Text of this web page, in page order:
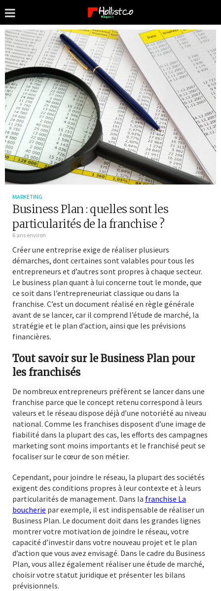
MARKETING
Business Plan : quelles sont les
particularités de la franchise ?
6 ans environ
Créer une entreprise exige de réaliser plusieurs
démarches, dont certaines sont valables pour tous les
entrepreneurs et d’autres sont propres à chaque secteur.
Le business plan quant à lui concerne tout le monde, que
ce soit dans l’entrepreneuriat classique ou dans la
franchise. C’est un document réalisé en règle générale
avant de se lancer, car il comprend l’étude de marché, la
stratégie et le plan d’action, ainsi que les prévisions
financières.
Tout savoir sur le Business Plan pour
les franchisés
De nombreux entrepreneurs préfèrent se lancer dans une
franchise parce que le concept retenu correspond à leurs
valeurs et le réseau dispose déjà d’une notoriété au niveau
national. Comme les franchises disposent d’une image de
fiabilité dans la plupart des cas, les efforts des campagnes
marketing sont moins importants et le franchisé peut se
focaliser sur le cœur de son métier.
Cependant, pour joindre le réseau, la plupart des sociétés
exigent des conditions propres à leur contexte et à leurs
particularités de management. Dans la franchise La
boucherie par exemple, il est indispensable de réaliser un
Business Plan. Le document doit dans les grandes lignes
montrer votre motivation de joindre le réseau, votre
capacité d’investir dans votre nouveau projet et le plan
d’action que vous avez envisagé. Dans le cadre du Business
Plan, vous allez également réaliser une étude de marché,
choisir votre statut juridique et présenter les bilans
prévisionnels.